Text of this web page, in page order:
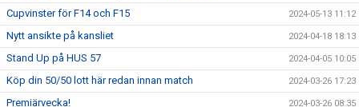
Cupvinster för F14 och F15 2024-05-13 11:12
Nytt ansikte på kansliet 2024-04-18 18:13
Stand Up på HUS 57 2024-04-05 10:05
Köp din 50/50 lott här redan innan match 2024-03-26 17:23
Premiärvecka! 2024-03-26 08:35